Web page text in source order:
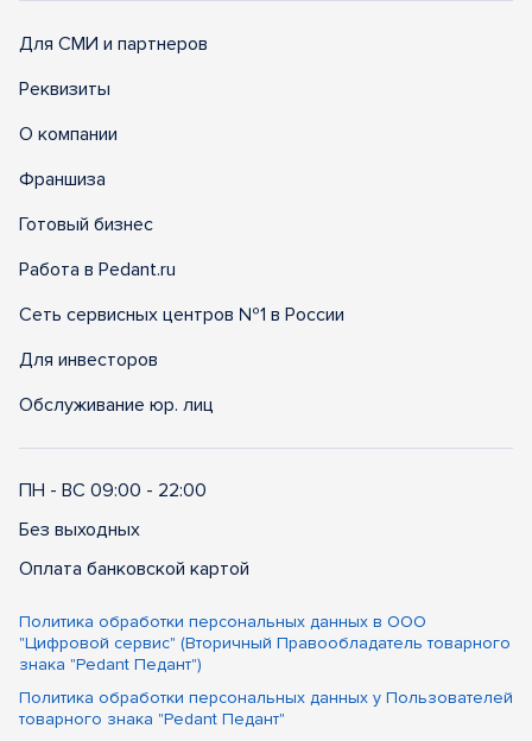
Для СМИ и партнеров
Реквизиты
О компании
Франшиза
Готовый бизнес
Работа в Pedant.ru
Сеть сервисных центров №1 в России
Для инвесторов
Обслуживание юр. лиц
ПН - ВС 09:00 - 22:00
Без выходных
Оплата банковской картой
Политика обработки персональных данных в ООО
"Цифровой сервис" (Вторичный Правообладатель товарного
знака "Pedant Педант")
Политика обработки персональных данных у Пользователей
товарного знака "Pedant Педант"